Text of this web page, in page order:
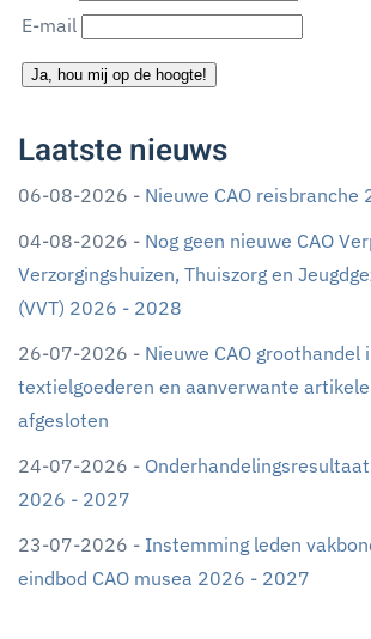
E-mail
Ja, hou mij op de hoogte!
Laatste nieuws
06-08-2026 - Nieuwe CAO
04-08-2026 - Nog geen nieuwe CAO
Verzorgingshuizen, Thuiszorg en
(VVT) 2026 - 2028
26-07-2026 - Nieuwe CAO groothandel
textielgoederen en aanverwante
afgesloten
24-07-2026 -
2026 - 2027
23-07-2026 - Instemming leden
eindbod CAO musea 2026 - 2027